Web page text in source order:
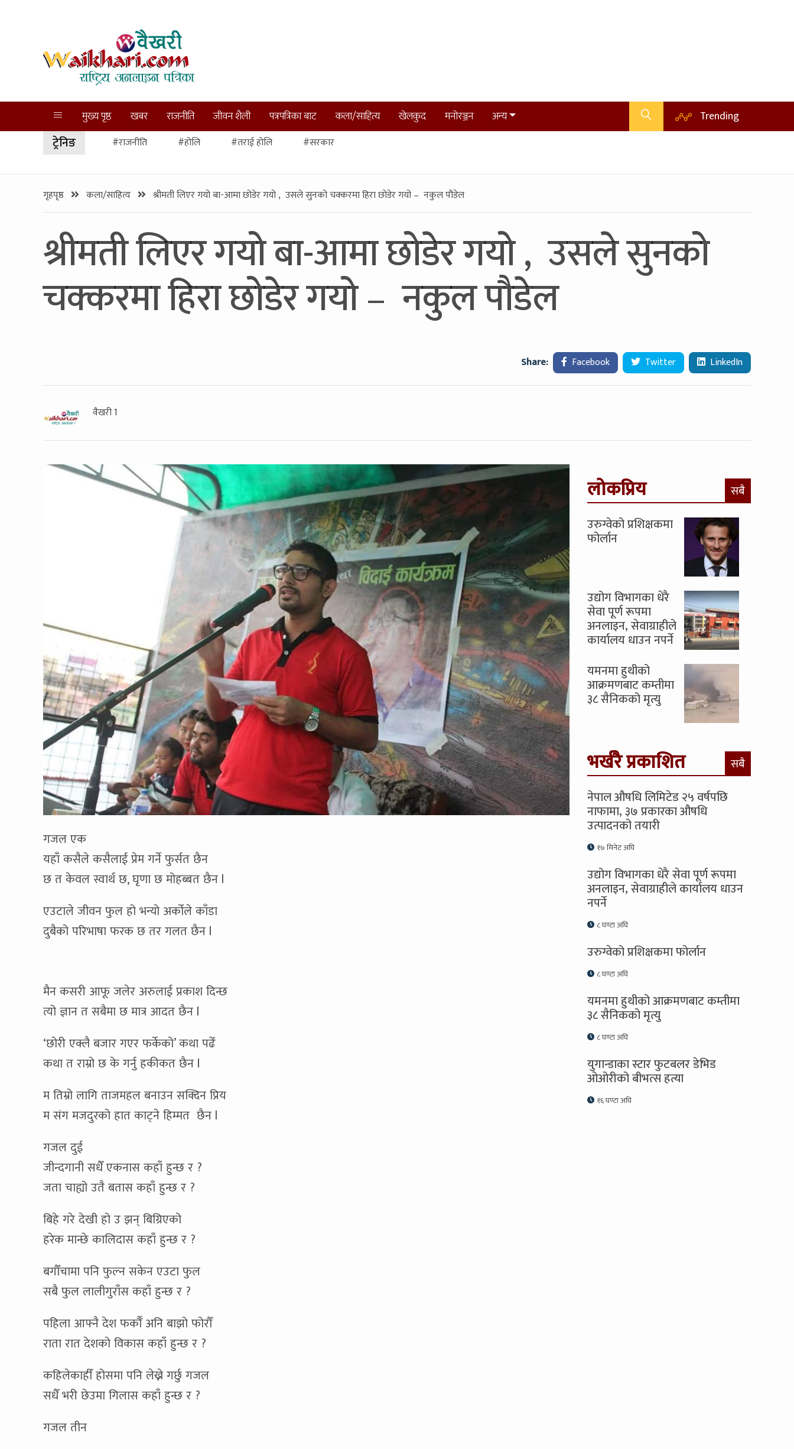
मुख्य पृष्ठ खबर राजनीति जीवन शैली पत्रपत्रिका बाट कला/साहित्य खेलकुद मनोरञ्जन अन्य Trending
ट्रेनिङ #राजनीति #होलि #तराई होलि #सरकार
गृहपृष्ठ कला/साहित्य श्रीमती लिएर गयो बा-आमा छोडेर गयो , उसले सुनको चक्करमा हिरा छोडेर गयो – नकुल पौडेल
श्रीमती लिएर गयो बा-आमा छोडेर गयो , उसले सुनको
चक्करमा हिरा छोडेर गयो – नकुल पौडेल
Share: Facebook Twitter LinkedIn
वैखरी 1
गजल एक
यहाँ कसैले कसैलाई प्रेम गर्ने फुर्सत छैन
छ त केवल स्वार्थ छ, घृणा छ मोहब्बत छैन l
एउटाले जीवन फुल हो भन्यो अर्कोले काँडा
दुबैको परिभाषा फरक छ तर गलत छैन l
मैन कसरी आफू जलेर अरुलाई प्रकाश दिन्छ
त्यो ज्ञान त सबैमा छ मात्र आदत छैन l
‘छोरी एक्लै बजार गएर फर्केको’ कथा पढेँ
कथा त राम्रो छ के गर्नु हकीकत छैन l
म तिम्रो लागि ताजमहल बनाउन सक्दिन प्रिय
म संग मजदुरको हात काट्ने हिम्मत छैन l
गजल दुई
जीन्दगानी सधैँ एकनास कहाँ हुन्छ र ?
जता चाह्यो उतै बतास कहाँ हुन्छ र ?
बिहे गरे देखी हो उ झन् बिग्रिएको
हरेक मान्छे कालिदास कहाँ हुन्छ र ?
बगौँचामा पनि फुल्न सकेन एउटा फुल
सबै फुल लालीगुराँस कहाँ हुन्छ र ?
पहिला आफ्नै देश फर्कौँ अनि बाझो फोरौँ
राता रात देशको विकास कहाँ हुन्छ र ?
कहिलेकाहीँ होसमा पनि लेख्ने गर्छु गजल
सधैँ भरी छेउमा गिलास कहाँ हुन्छ र ?
गजल तीन
लोकप्रिय सबै
उरुग्वेको प्रशिक्षकमा
फोर्लान
उद्योग विभागका धेरै
सेवा पूर्ण रूपमा
अनलाइन, सेवाग्राहीले
कार्यालय धाउन नपर्ने
यमनमा हुथीको
आक्रमणबाट कम्तीमा
३८ सैनिकको मृत्यु
भर्खरै प्रकाशित सबै
नेपाल औषधि लिमिटेड २५ वर्षपछि
नाफामा, ३७ प्रकारका औषधि
उत्पादनको तयारी
१७ मिनेट अघि
उद्योग विभागका धेरै सेवा पूर्ण रूपमा
अनलाइन, सेवाग्राहीले कार्यालय धाउन
नपर्ने
८ घण्टा अघि
उरुग्वेको प्रशिक्षकमा फोर्लान
८ घण्टा अघि
यमनमा हुथीको आक्रमणबाट कम्तीमा
३८ सैनिकको मृत्यु
८ घण्टा अघि
युगान्डाका स्टार फुटबलर डेभिड
ओओरीको बीभत्स हत्या
१६ घण्टा अघि